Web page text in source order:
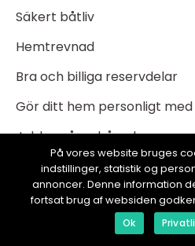
Säkert båtliv
Hemtrevnad
Bra och billiga reservdelar
Gör ditt hem personligt
Jobba på en hårsalong
Kreditvärdighet och lån
Skicka paket till annat land
På vores website bruges
indstillinger, statistik og
annoncer. Denne information
fortsat brug af websiden
Ok